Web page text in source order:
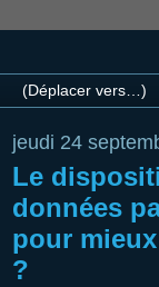
jeudi 24
Le
données
pour
?